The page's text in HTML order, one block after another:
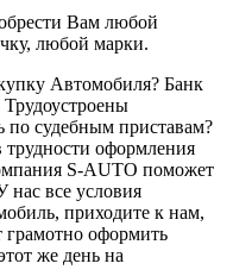
Вам любой
любой марки.
Автомобиля? Банк
по судебным приставам?
оформления
S-AUTO поможет
нас все условия
приходите к нам,
оформить
же день на